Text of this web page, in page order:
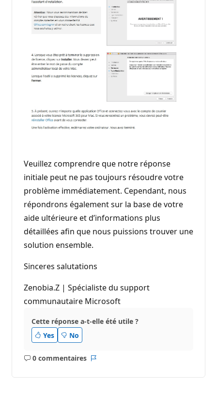
Veuillez comprendre que notre réponse
initiale peut ne pas toujours résoudre votre
problème immédiatement. Cependant, nous
répondrons également sur la base de votre
aide ultérieure et d’informations plus
détaillées afin que nous puissions trouver une
solution ensemble.
Sinceres salutations
Zenobia.Z | Spécialiste du support
communautaire Microsoft
Cette réponse a-t-elle été utile ?
Yes
No
0 commentaires
Aucun
Rapport